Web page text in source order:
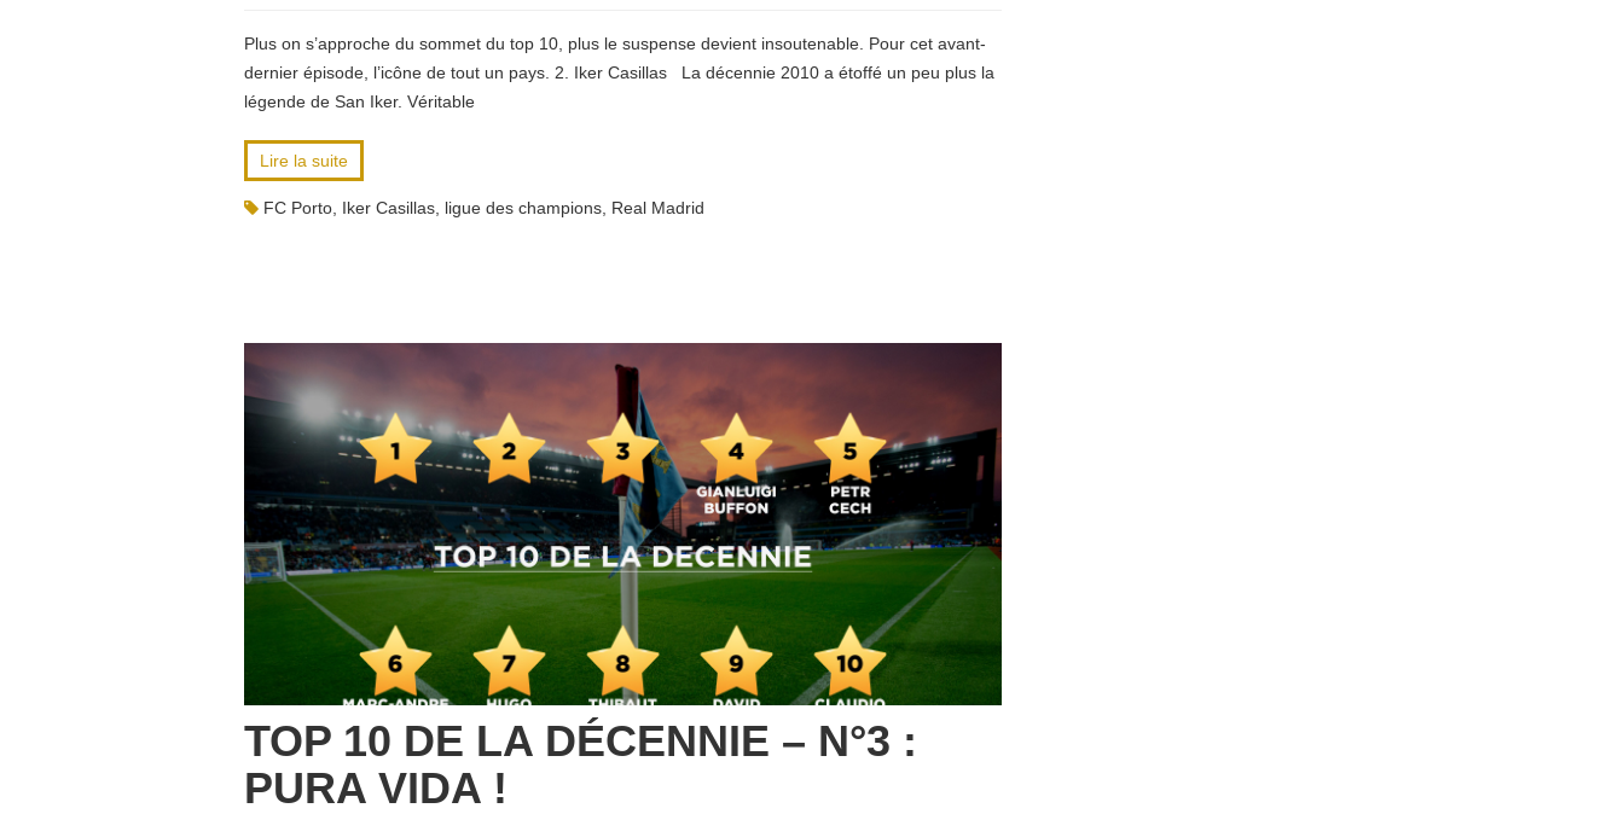
Plus on s’approche du sommet du top 10, plus le suspense devient insoutenable. Pour cet avant-
dernier épisode, l’icône de tout un pays. 2. Iker Casillas La décennie 2010 a étoffé un peu plus la
légende de San Iker. Véritable
Lire la suite
FC Porto Iker Casillas ligue des champions Real Madrid
TOP 10 DE LA DÉCENNIE – N°3 :
PURA VIDA !